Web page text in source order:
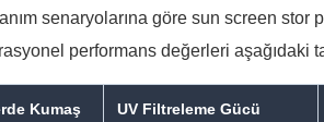
senaryolarına göre sun screen
performans değerleri aşağıdaki
Kumaş
UV Filtreleme Gücü